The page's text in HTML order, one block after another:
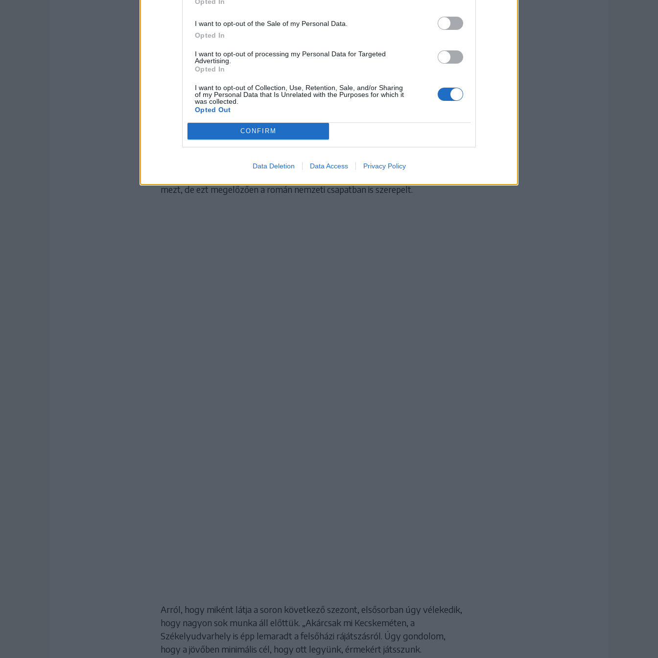
I want to opt-out of the Sale of my Personal Data.
Opted In
I want to opt-out of processing my Personal Data for Targeted
Advertising.
Opted In
I want to opt-out of Collection, Use, Retention, Sale, and/or Sharing
of my Personal Data that Is Unrelated with the Purposes for which it
was collected.
Opted Out
CONFIRM
Data Deletion Data Access Privacy Policy
Örül a magyarok
Attilának hazahúz a
Vele legutóbb a ljubljanai Európa-bajnokságon találkoztunk, akkor a lelátóról
mezt, de ezt megelőzően a román nemzeti csapatban is szerepelt.
Arról, hogy miként látja a soron következő szezont, elsősorban úgy vélekedik,
hogy nagyon sok munka áll előttük. „Akárcsak mi Kecskeméten, a
Székelyudvarhely is épp lemaradt a felsőházi rájátszásról. Úgy gondolom,
hogy a jövőben minimális cél, hogy ott legyünk, érmekért játsszunk.